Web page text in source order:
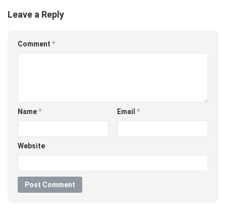
Leave a Reply
Comment *
Name* Email *
Website